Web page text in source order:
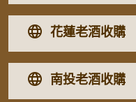
花蓮老酒收購
南投老酒收購